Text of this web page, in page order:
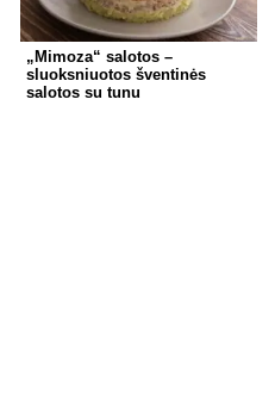
„Mimoza“ salotos –
sluoksniuotos šventinės
salotos su tunu